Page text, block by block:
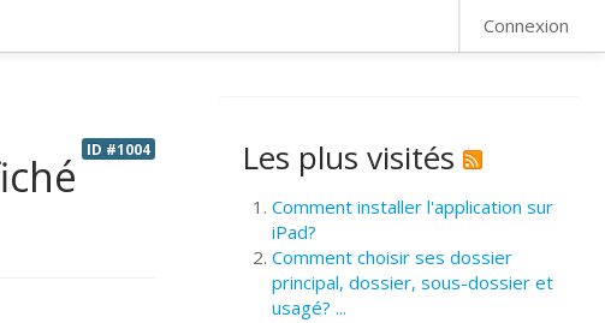
Connexion
ID #1004 Les plus visités
Comment installer l'application sur
iPad?
Comment choisir ses dossier
principal, dossier, sous-dossier et
usagé? ...